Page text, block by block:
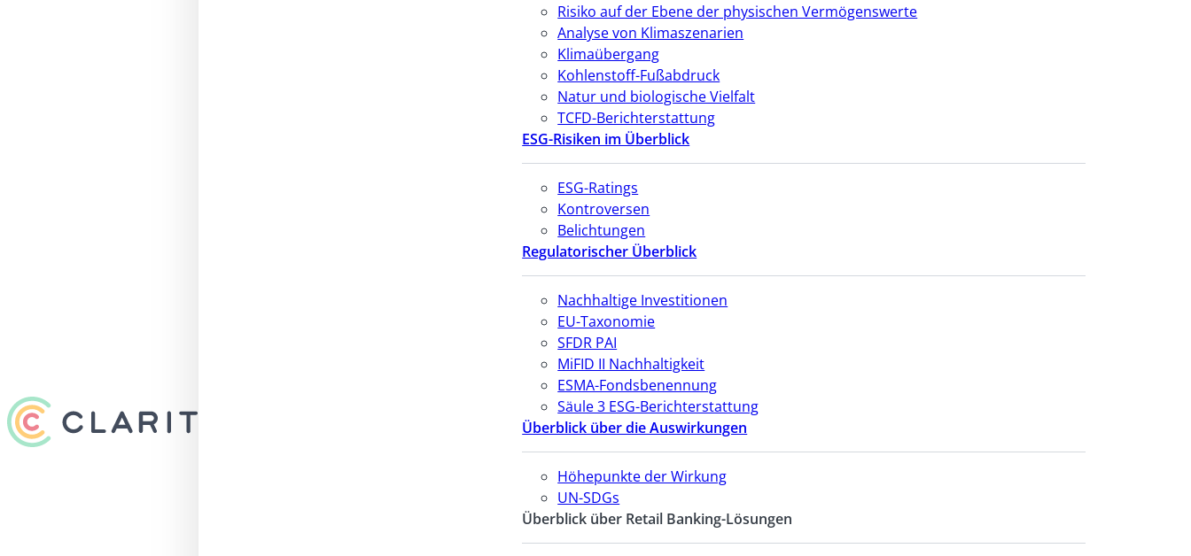
Risiko auf der Ebene der physischen Vermögenswerte
Analyse von Klimaszenarien
Klimaübergang
Kohlenstoff-Fußabdruck
Natur und biologische Vielfalt
TCFD-Berichterstattung
ESG-Risiken im Überblick
ESG-Ratings
Kontroversen
Belichtungen
Regulatorischer Überblick
Nachhaltige Investitionen
EU-Taxonomie
SFDR PAI
MiFID II Nachhaltigkeit
ESMA-Fondsbenennung
Säule 3 ESG-Berichterstattung
Überblick über die Auswirkungen
Höhepunkte der Wirkung
UN-SDGs
Überblick über Retail Banking-Lösungen